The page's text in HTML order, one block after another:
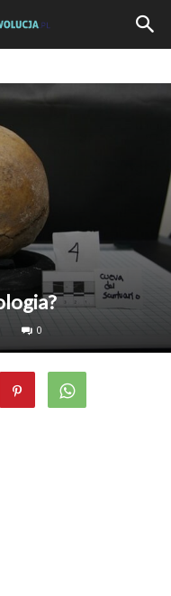
0